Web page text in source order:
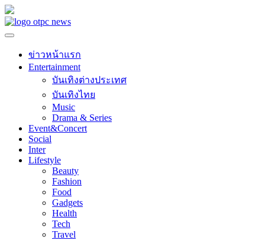
Skip
to
ข่าวหน้าแรก
Entertainment
บันเทิงต่างประเทศ
บันเทิงไทย
Music
Drama & Series
Event&Concert
Social
Inter
Lifestyle
Beauty
Fashion
Food
Gadgets
Health
Tech
Travel